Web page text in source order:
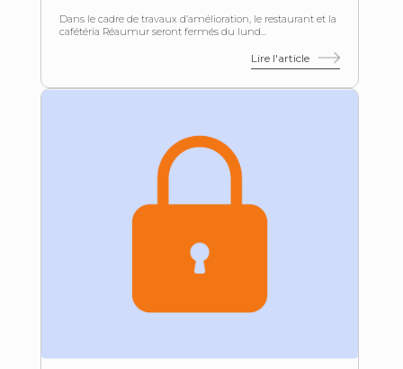
Dans le cadre de travaux d’amélioration, le restaurant et la
cafétéria Réaumur seront fermés du lund...
Lire l'article